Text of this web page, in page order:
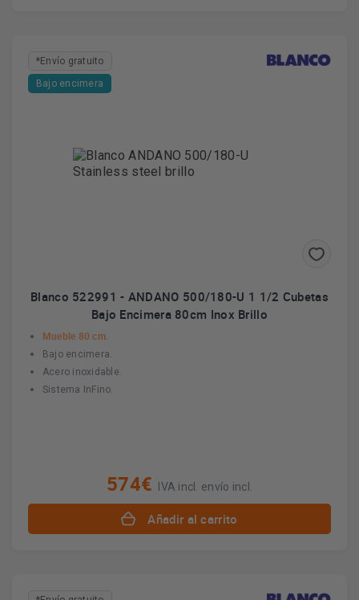
*Envío gratuito
Bajo encimera
Blanco 522991 - ANDANO 500/180-U 1 1/2 Cubetas
Bajo Encimera 80cm Inox Brillo
Mueble 80 cm.
Bajo encimera.
Acero inoxidable.
Sistema InFino.
574€ IVA incl. envío incl.
Añadir al carrito